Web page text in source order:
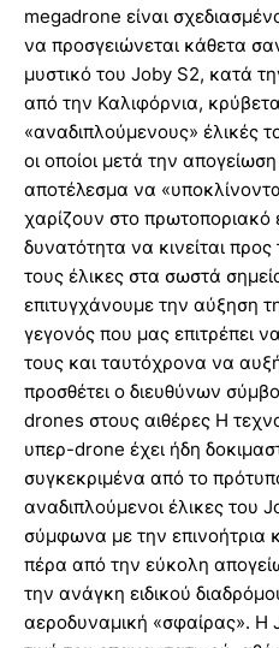
megadrone είναι
να προσγειώνεται κάθετα
μυστικό του Joby S2, κατά
από την Καλιφόρνια,
«αναδιπλούμενους» έλικές
οι οποίοι μετά την
αποτέλεσμα να
χαρίζουν στο πρωτοποριακό
δυνατότητα να κινείται
τους έλικες στα σωστά
επιτυγχάνουμε την αύξηση
γεγονός που μας επιτρέπει
τους και ταυτόχρονα να
προσθέτει ο διευθύνων
drones στους αιθέρες Η
υπερ-drone έχει ήδη
συγκεκριμένα από το
αναδιπλούμενοι έλικες του
σύμφωνα με την
πέρα από την εύκολη
την ανάγκη ειδικού
αεροδυναμική «σφαίρας». Η